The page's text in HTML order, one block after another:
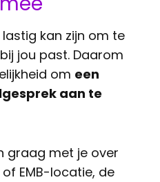
kan zijn om te
jou past. Daarom
om een
aan te
graag met je over
EMB-locatie, de